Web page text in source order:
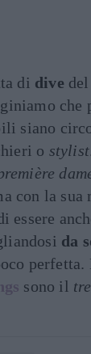
di dive
che
siano
o stylist
con la sua
essere
da
perfetta.
sono il